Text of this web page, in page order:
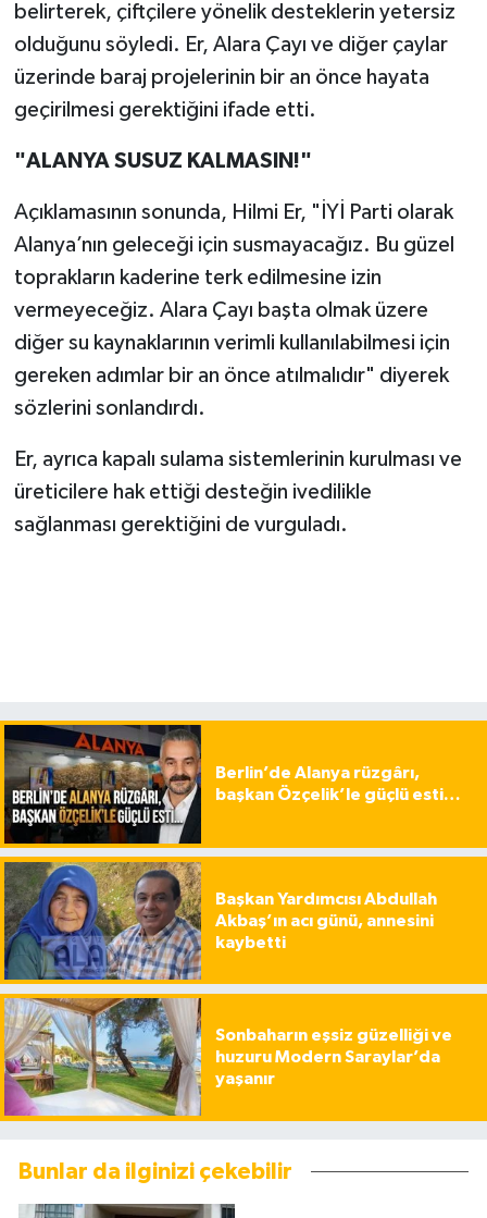
belirterek, çiftçilere yönelik desteklerin yetersiz
olduğunu söyledi. Er, Alara Çayı ve diğer çaylar
üzerinde baraj projelerinin bir an önce hayata
geçirilmesi gerektiğini ifade etti.
"ALANYA SUSUZ KALMASIN!"
Açıklamasının sonunda, Hilmi Er, "İYİ Parti olarak
Alanya’nın geleceği için susmayacağız. Bu güzel
toprakların kaderine terk edilmesine izin
vermeyeceğiz. Alara Çayı başta olmak üzere
diğer su kaynaklarının verimli kullanılabilmesi için
gereken adımlar bir an önce atılmalıdır" diyerek
sözlerini sonlandırdı.
Er, ayrıca kapalı sulama sistemlerinin kurulması ve
üreticilere hak ettiği desteğin ivedilikle
sağlanması gerektiğini de vurguladı.
Berlin’de Alanya rüzgârı,
başkan Özçelik’le güçlü esti…
Başkan Yardımcısı Abdullah
Akbaş’ın acı günü, annesini
kaybetti
Sonbaharın eşsiz güzelliği ve
huzuru Modern Saraylar’da
yaşanır
Bunlar da ilginizi çekebilir